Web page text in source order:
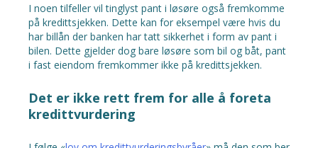
I noen tilfeller vil tinglyst pant i løsøre også fremkomme
på kredittsjekken. Dette kan for eksempel være hvis du
har billån der banken har tatt sikkerhet i form av pant i
bilen. Dette gjelder dog bare løsøre som bil og båt, pant
i fast eiendom fremkommer ikke på kredittsjekken.
Det er ikke rett frem for alle å foreta
kredittvurdering